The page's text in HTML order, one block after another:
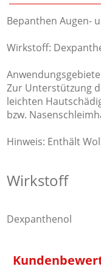
Bepanthen Augen-
Wirkstoff:
Zur Unterstützung
leichten
bzw.
Hinweis: Enthält
Wirkstoff
Dexpanthenol